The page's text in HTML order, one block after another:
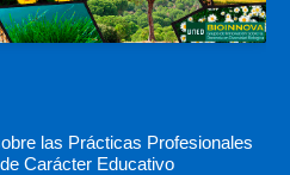
las Prácticas Profesionales
Carácter Educativo